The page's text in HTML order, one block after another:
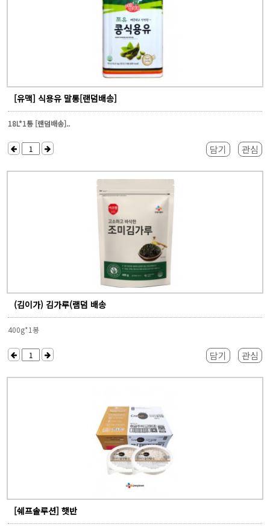
[유맥] 식용유 말통[랜덤배송]
18L*1통 [랜덤배송]..
담기 관심
(김이가) 김가루(램덤 배송
400g*1봉
담기 관심
[쉐프솔루션] 햇반